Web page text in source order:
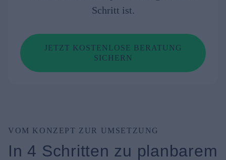
Schritt ist.
JETZT KOSTENLOSE BERATUNG
SICHERN
VOM KONZEPT ZUR UMSETZUNG
In 4 Schritten zu planbarem